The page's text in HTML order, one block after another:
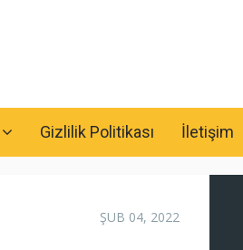
Gizlilik Politikası İletişim
ŞUB 04, 2022